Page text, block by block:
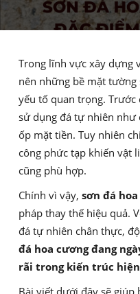
Trong lĩnh vực xây dựng
nên những bề mặt
yếu tố quan trọng.
sử dụng đá tự nhiên như
ốp mặt tiền. Tuy nhiên
công phức tạp khiến vật
cũng phù hợp.
Chính vì vậy, sơn đá
pháp thay thế hiệu quả.
đá tự nhiên chân thực,
đá hoa cương đang
rãi trong kiến trúc
Bài viết dưới đây sẽ giúp